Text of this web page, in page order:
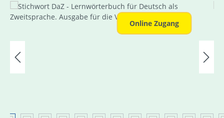
Bildergalerie überspringen
Online Zugang